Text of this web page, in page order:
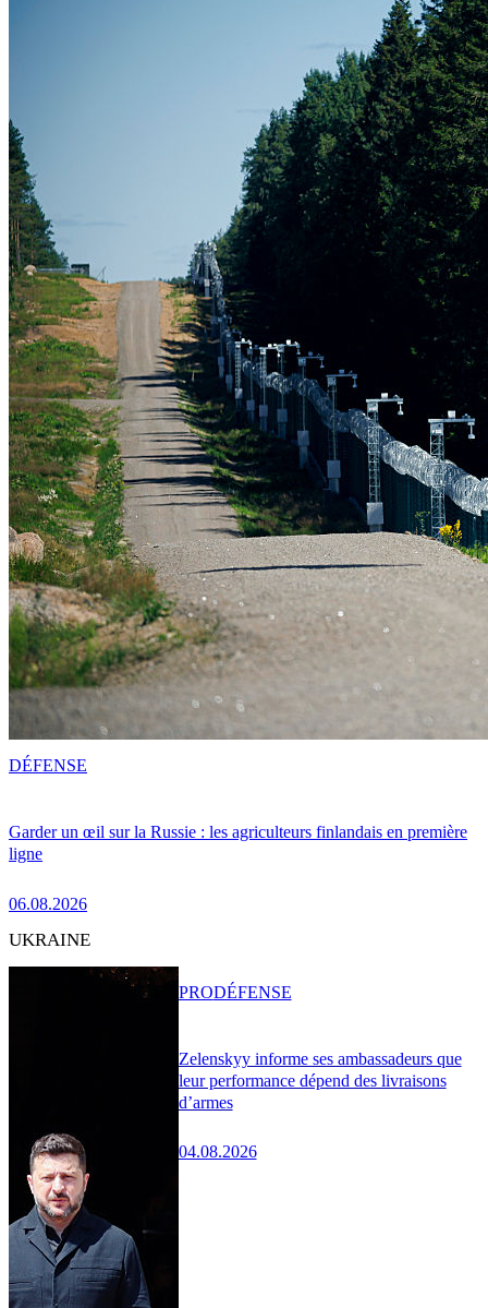
Garder un œil sur la Russie : les agriculteurs finlandais en première
ligne
06.08.2026
DÉFENSE
UKRAINE
Zelenskyy informe ses ambassadeurs que
leur performance dépend des livraisons
d’armes
04.08.2026
PRODÉFENSE